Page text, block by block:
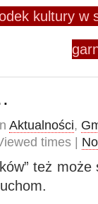
kultury w
Aktualności,
times |
też